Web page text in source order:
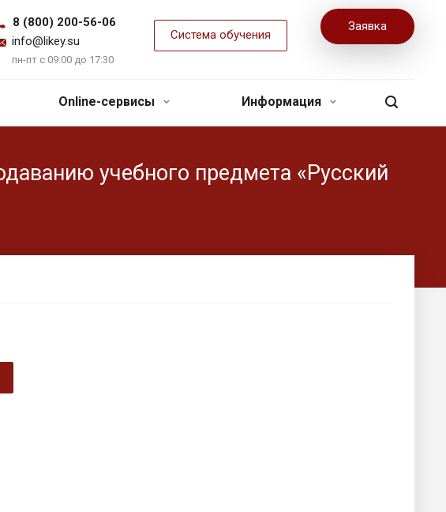
8 (800) 200-56-06
info@likey.su
пн-пт с 09:00 до 17:30
Система обучения
Заявка
Online-сервисы Информация
учебного предмета «Русский